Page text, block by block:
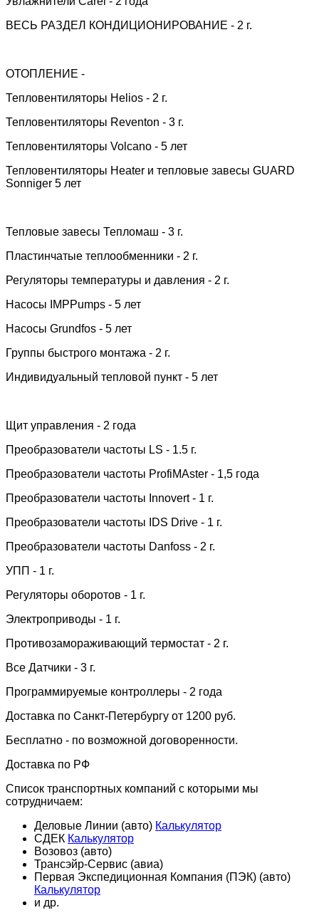
ВЕСЬ РАЗДЕЛ КОНДИЦИОНИРОВАНИЕ - 2 г.
ОТОПЛЕНИЕ -
Тепловентиляторы Helios - 2 г.
Тепловентиляторы Reventon - 3 г.
Тепловентиляторы Volcano - 5 лет
Тепловентиляторы Heater и тепловые завесы GUARD
Sonniger 5 лет
Тепловые завесы Тепломаш - 3 г.
Пластинчатые теплообменники - 2 г.
Регуляторы температуры и давления - 2 г.
Насосы IMPPumps - 5 лет
Насосы Grundfos - 5 лет
Группы быстрого монтажа - 2 г.
Индивидуальный тепловой пункт - 5 лет
Щит управления - 2 года
Преобразователи частоты LS - 1.5 г.
Преобразователи частоты ProfiMAster - 1,5 года
Преобразователи частоты Innovert - 1 г.
Преобразователи частоты IDS Drive - 1 г.
Преобразователи частоты Danfoss - 2 г.
УПП - 1 г.
Регуляторы оборотов - 1 г.
Электроприводы - 1 г.
Противозамораживающий термостат - 2 г.
Все Датчики - 3 г.
Программируемые контроллеры - 2 года
Доставка по Санкт-Петербургу от 1200 руб.
Бесплатно - по возможной договоренности.
Доставка по РФ
Список транспортных компаний с которыми мы
сотрудничаем:
Деловые Линии (авто) Калькулятор
СДЕК Калькулятор
Возовоз (авто)
Трансэйр-Сервис (авиа)
Первая Экспедиционная Компания (ПЭК) (авто)
Калькулятор
и др.